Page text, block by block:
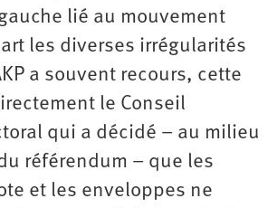
lié au mouvement
les diverses irrégularités
a souvent recours, cette
le Conseil
qui a décidé – au milieu
référendum – que les
et les enveloppes ne